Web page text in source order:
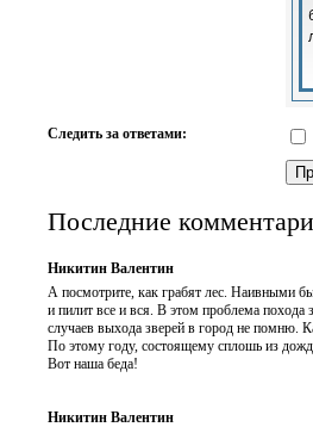
Следить за ответами:
Последние
Никитин Валентин
А посмотрите, как грабят лес. Наивными
и пилит все и вся. В этом проблема похода
случаев выхода зверей в город не помню.
По этому году, состоящему сплошь из
Вот наша беда!
Никитин Валентин